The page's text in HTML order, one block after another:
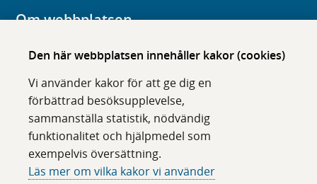
Den här webbplatsen innehåller kakor (cookies)
Vi använder kakor för att ge dig en
förbättrad besöksupplevelse,
sammanställa statistik, nödvändig
funktionalitet och hjälpmedel som
exempelvis översättning.
Läs mer om vilka kakor vi använder
Om webbplatsen
Om karolinska.se
Tillgänglighet
Om cookies
Följ oss i sociala medier